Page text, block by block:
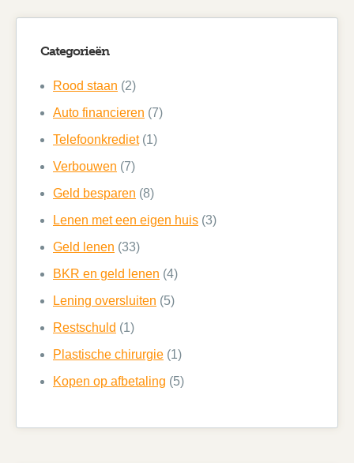
Categorieën
Rood staan (2)
Auto financieren (7)
Telefoonkrediet(1)
Verbouwen (7)
Geld besparen (8)
Lenen met een eigen huis (3)
Geld lenen (33)
BKR en geld lenen (4)
Lening oversluiten (5)
Restschuld (1)
Plastische chirurgie (1)
Kopen op afbetaling (5)